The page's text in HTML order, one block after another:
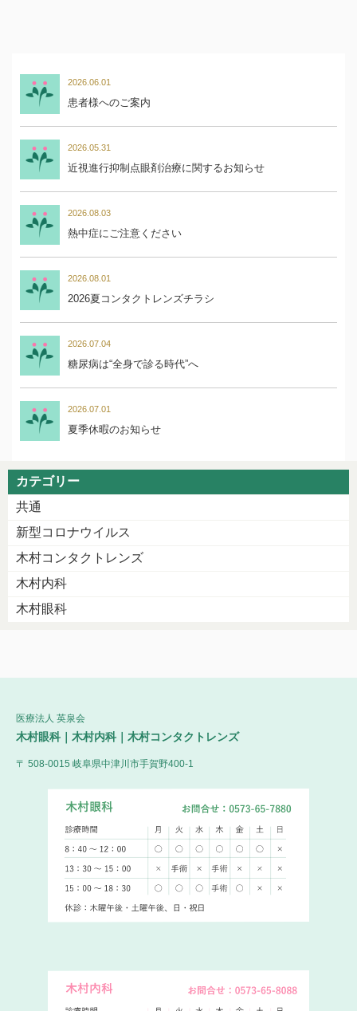
2026.06.01
患者様へのご案内
2026.05.31
近視進行抑制点眼剤治療に関するお知らせ
2026.08.03
熱中症にご注意ください
2026.08.01
2026夏コンタクトレンズチラシ
2026.07.04
糖尿病は“全身で診る時代”へ
2026.07.01
夏季休暇のお知らせ
カテゴリー
共通
新型コロナウイルス
木村コンタクトレンズ
木村内科
木村眼科
医療法人 英泉会
木村眼科｜木村内科｜木村コンタクトレンズ
〒 508-0015 岐阜県中津川市手賀野400-1